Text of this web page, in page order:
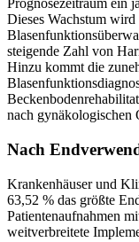
Prognosezeitraum ein
Dieses Wachstum
steigende Zahl von
Hinzu kommt die
nach gynäkologischen
Nach
Krankenhäuser und
63,52 % das größte
Patientenaufnahmen
weitverbreitete